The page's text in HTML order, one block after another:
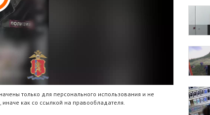
только для персонального использования и не
как со ссылкой на правообладателя.